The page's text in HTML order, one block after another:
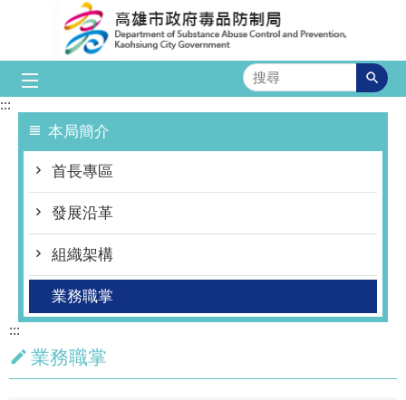
跳到主要內容區塊
搜
尋
:::
本局簡介
首長專區
發展沿革
組織架構
業務職掌
:::
業務職掌